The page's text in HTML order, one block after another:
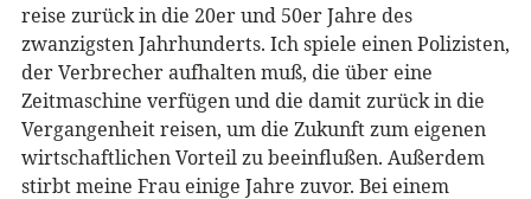
reise zurück in die 20er und 50er Jahre des
zwanzigsten Jahrhunderts. Ich spiele einen Polizisten,
der Verbrecher aufhalten muß, die über eine
Zeitmaschine verfügen und die damit zurück in die
Vergangenheit reisen, um die Zukunft zum eigenen
wirtschaftlichen Vorteil zu beeinflußen. Außerdem
stirbt meine Frau einige Jahre zuvor. Bei einem